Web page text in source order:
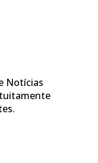
Notícias